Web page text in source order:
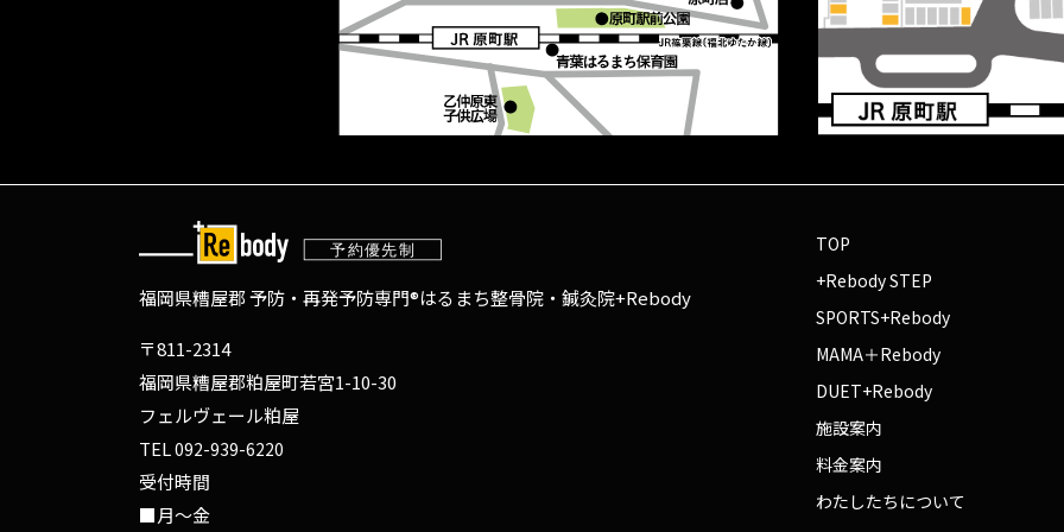
福岡県糟屋郡 予防・再発予防専門®はるまち整骨院・鍼灸院+Rebody
〒811-2314
福岡県糟屋郡粕屋町若宮1-10-30
フェルヴェール粕屋
TEL092-939-6220
受付時間
■月～金
TOP
+Rebody STEP
SPORTS+Rebody
MAMA＋Rebody
DUET+Rebody
施設案内
料金案内
わたしたちについて